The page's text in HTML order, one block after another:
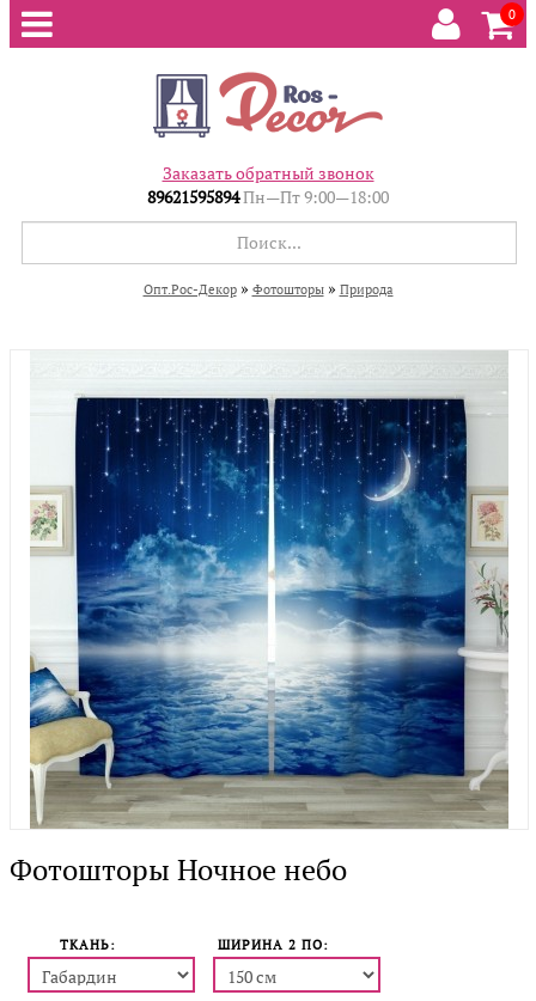
0
Заказать обратный звонок
89621595894Пн—Пт 9:00—18:00
Опт.Рос-Декор » Фотошторы » Природа
Фотошторы Ночное небо
ТКАНЬ: ШИРИНА 2 ПO: